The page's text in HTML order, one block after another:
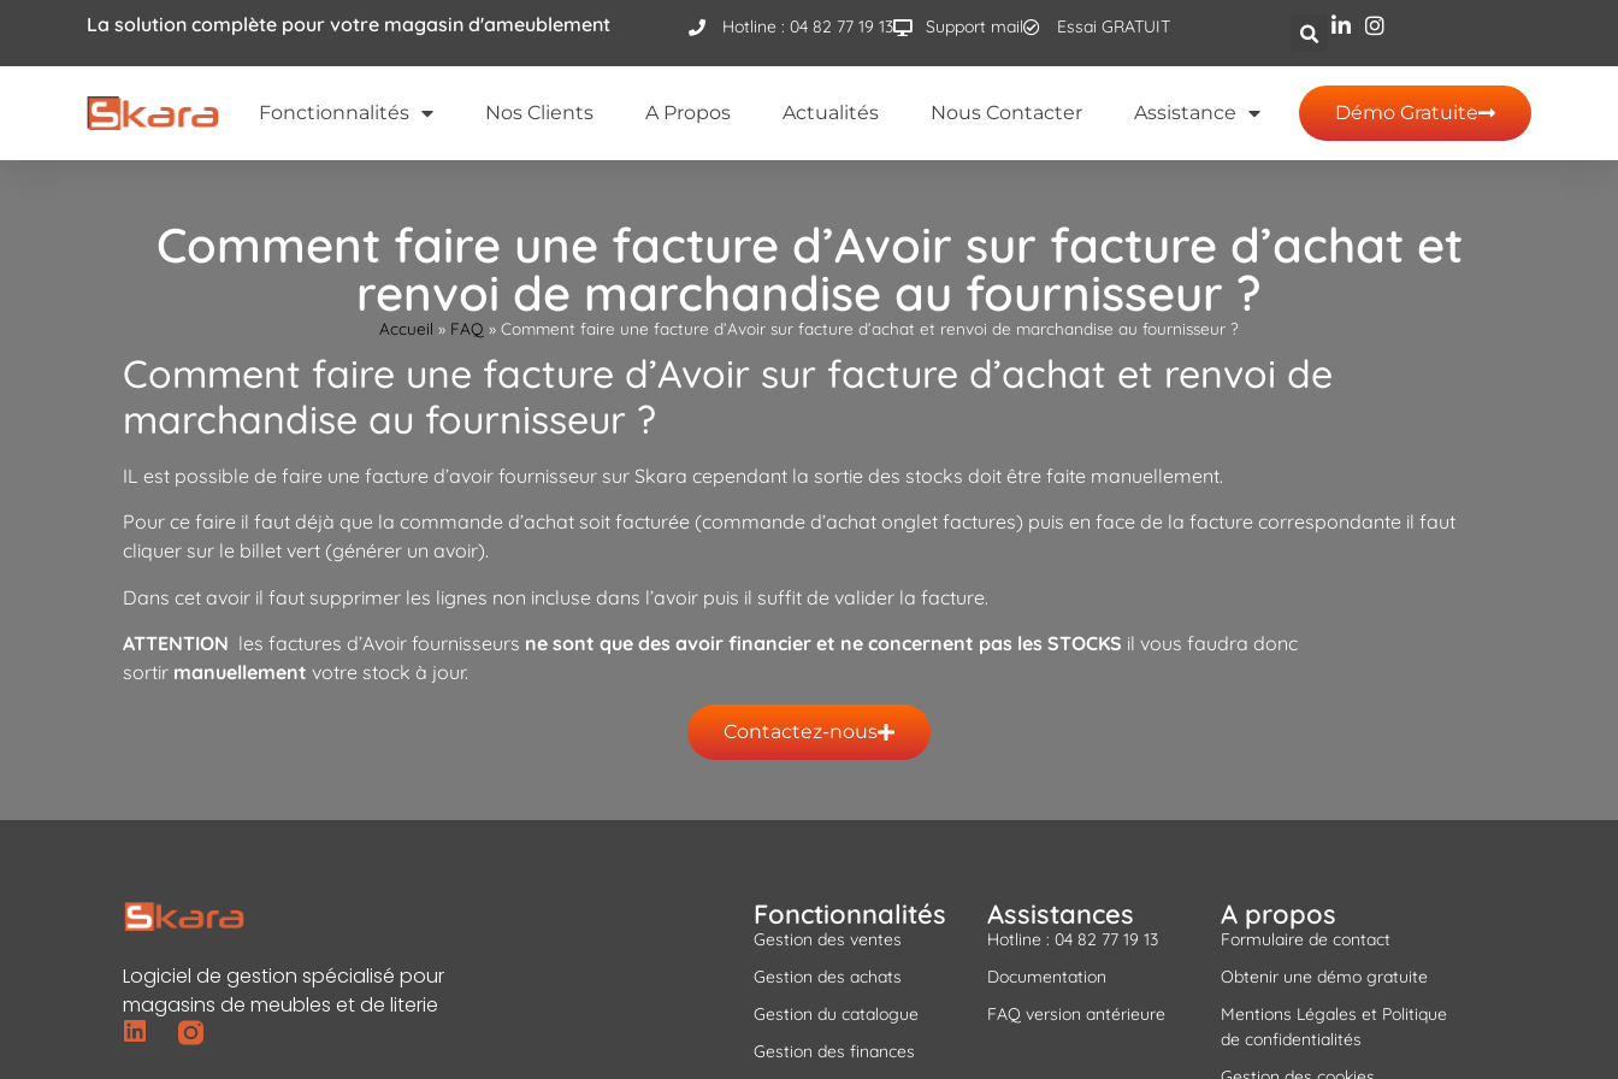
La solution complète pour votre magasin d'ameublement Hotline : 04 82 77 19 13 Support mail Essai GRATUIT
Fonctionnalités Nos Clients A Propos Actualités Nous Contacter Assistance Démo Gratuite
Comment faire une facture d’Avoir sur facture d’achat et
renvoi de marchandise au fournisseur ?
Accueil » FAQ » Comment faire une facture d’Avoir sur facture d’achat et renvoi de marchandise au fournisseur ?
Comment faire une facture d’Avoir sur facture d’achat et renvoi de
marchandise au fournisseur ?
IL est possible de faire une facture d’avoir fournisseur sur Skara cependant la sortie des stocks doit être faite manuellement.
Pour ce faire il faut déjà que la commande d’achat soit facturée (commande d’achat onglet factures) puis en face de la facture correspondante il faut
cliquer sur le billet vert (générer un avoir).
Dans cet avoir il faut supprimer les lignes non incluse dans l’avoir puis il suffit de valider la facture.
ATTENTION les factures d’Avoir fournisseurs ne sont que des avoir financier et ne concernent pas les STOCKS il vous faudra donc
sortir manuellement votre stock à jour.
Contactez-nous
Logiciel de gestion spécialisé pour
magasins de meubles et de literie
Fonctionnalités
Gestion des ventes
Gestion des achats
Gestion du catalogue
Gestion des finances
Assistances
Hotline : 04 82 77 19 13
Documentation
FAQ version antérieure
A propos
Formulaire de contact
Obtenir une démo gratuite
Mentions Légales et Politique
de confidentialités